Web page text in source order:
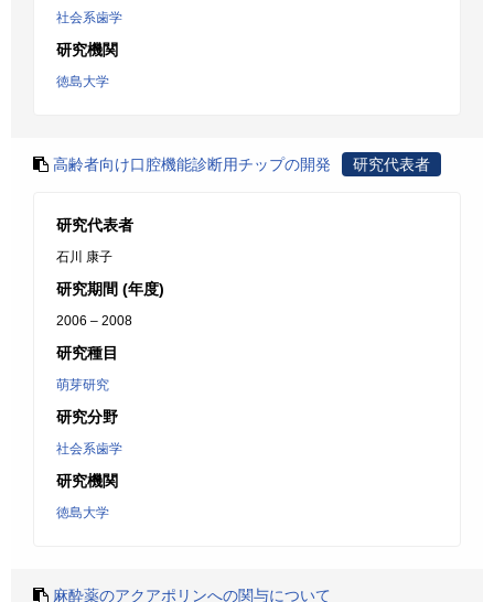
社会系歯学
研究機関
徳島大学
高齢者向け口腔機能診断用チップの開発 研究代表者
研究代表者
石川 康子
研究期間 (年度)
2006 – 2008
研究種目
萌芽研究
研究分野
社会系歯学
研究機関
徳島大学
麻酔薬のアクアポリンへの関与について